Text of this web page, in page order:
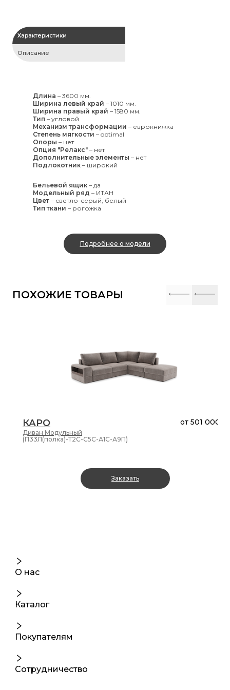
Характеристики
Описание
Длина – 3600 мм.
Ширина левый край – 1010 мм.
Ширина правый край – 1580 мм.
Тип – угловой
Механизм трансформации – еврокнижка
Степень мягкости – optimal
Опоры – нет
Опция "Релакс" – нет
Дополнительные элементы – нет
Подлокотник – широкий
Бельевой ящик – да
Модельный ряд – ИТАН
Цвет – светло-серый, белый
Тип ткани – рогожка
Подробнее о модели
ПОХОЖИЕ ТОВАРЫ
КАРО
Диван Модульный
от 501 000 ₽
(П33Л(полка)-Т2С-С5С-А1С-А9П)
Заказать
О нас
Каталог
Покупателям
Сотрудничество